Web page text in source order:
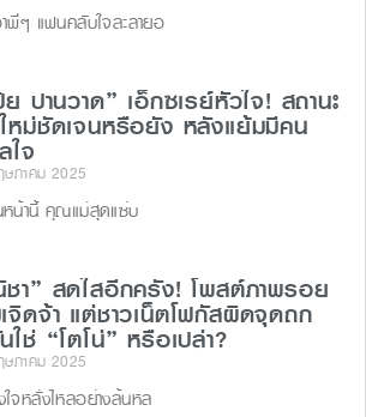
าพี่ๆ แฟนคลับใจละลายอ
ย ปานวาด” เอ็กซเรย์หัวใจ! สถานะ
หม่ชัดเจนหรือยัง หลังแย้มมีคน
ใจ
ภาคม 2025
น้านี้ คุณแม่สุดแซ่บ
า” สดใสอีกครั้ง! โพสต์ภาพรอย
จิดจ้า แต่ชาวเน็ตโฟกัสผิดจุดถก
ใช่ “โตโน่” หรือเปล่า?
ภาคม 2025
ใจหลั่งไหลอย่างล้นหล